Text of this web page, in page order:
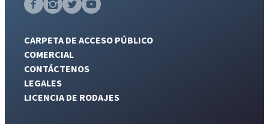
CARPETA DE ACCESO PÚBLICO
COMERCIAL
CONTÁCTENOS
LEGALES
LICENCIA DE RODAJES